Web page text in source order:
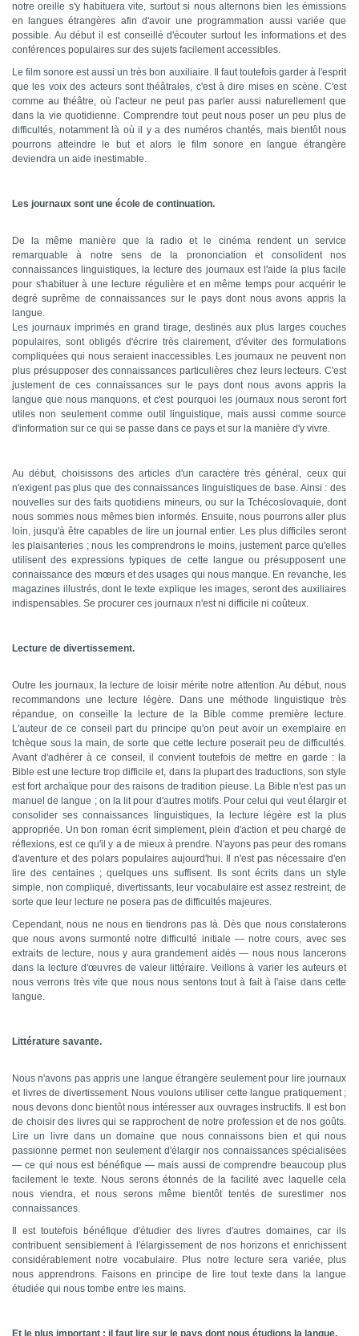
notre oreille s'y habituera vite, surtout si nous alternons bien les émissions
en langues étrangères afin d'avoir une programmation aussi variée que
possible. Au début il est conseillé d'écouter surtout les informations et des
conférences populaires sur des sujets facilement accessibles.
Le film sonore est aussi un très bon auxiliaire. Il faut toutefois garder à l'esprit
que les voix des acteurs sont théâtrales, c'est à dire mises en scène. C'est
comme au théâtre, où l'acteur ne peut pas parler aussi naturellement que
dans la vie quotidienne. Comprendre tout peut nous poser un peu plus de
difficultés, notamment là où il y a des numéros chantés, mais bientôt nous
pourrons atteindre le but et alors le film sonore en langue étrangère
deviendra un aide inestimable.
Les journaux sont une école de continuation.
De la même manière que la radio et le cinéma rendent un service
remarquable à notre sens de la prononciation et consolident nos
connaissances linguistiques, la lecture des journaux est l'aide la plus facile
pour s'habituer à une lecture régulière et en même temps pour acquérir le
degré suprême de connaissances sur le pays dont nous avons appris la
langue.
Les journaux imprimés en grand tirage, destinés aux plus larges couches
populaires, sont obligés d'écrire très clairement, d'éviter des formulations
compliquées qui nous seraient inaccessibles. Les journaux ne peuvent non
plus présupposer des connaissances particulières chez leurs lecteurs. C'est
justement de ces connaissances sur le pays dont nous avons appris la
langue que nous manquons, et c'est pourquoi les journaux nous seront fort
utiles non seulement comme outil linguistique, mais aussi comme source
d'information sur ce qui se passe dans ce pays et sur la manière d'y vivre.
Au début, choisissons des articles d'un caractère très général, ceux qui
n'exigent pas plus que des connaissances linguistiques de base. Ainsi : des
nouvelles sur des faits quotidiens mineurs, ou sur la Tchécoslovaquie, dont
nous sommes nous mêmes bien informés. Ensuite, nous pourrons aller plus
loin, jusqu'à être capables de lire un journal entier. Les plus difficiles seront
les plaisanteries ; nous les comprendrons le moins, justement parce qu'elles
utilisent des expressions typiques de cette langue ou présupposent une
connaissance des mœurs et des usages qui nous manque. En revanche, les
magazines illustrés, dont le texte explique les images, seront des auxiliaires
indispensables. Se procurer ces journaux n'est ni difficile ni coûteux.
Lecture de divertissement.
Outre les journaux, la lecture de loisir mérite notre attention. Au début, nous
recommandons une lecture légère. Dans une méthode linguistique très
répandue, on conseille la lecture de la Bible comme première lecture.
L'auteur de ce conseil part du principe qu'on peut avoir un exemplaire en
tchèque sous la main, de sorte que cette lecture poserait peu de difficultés.
Avant d'adhérer à ce conseil, il convient toutefois de mettre en garde : la
Bible est une lecture trop difficile et, dans la plupart des traductions, son style
est fort archaïque pour des raisons de tradition pieuse. La Bible n'est pas un
manuel de langue ; on la lit pour d'autres motifs. Pour celui qui veut élargir et
consolider ses connaissances linguistiques, la lecture légère est la plus
appropriée. Un bon roman écrit simplement, plein d'action et peu chargé de
réflexions, est ce qu'il y a de mieux à prendre. N'ayons pas peur des romans
d'aventure et des polars populaires aujourd'hui. Il n'est pas nécessaire d'en
lire des centaines ; quelques uns suffisent. Ils sont écrits dans un style
simple, non compliqué, divertissants, leur vocabulaire est assez restreint, de
sorte que leur lecture ne posera pas de difficultés majeures.
Cependant, nous ne nous en tiendrons pas là. Dès que nous constaterons
que nous avons surmonté notre difficulté initiale — notre cours, avec ses
extraits de lecture, nous y aura grandement aidés — nous nous lancerons
dans la lecture d'œuvres de valeur littéraire. Veillons à varier les auteurs et
nous verrons très vite que nous nous sentons tout à fait à l'aise dans cette
langue.
Littérature savante.
Nous n'avons pas appris une langue étrangère seulement pour lire journaux
et livres de divertissement. Nous voulons utiliser cette langue pratiquement ;
nous devons donc bientôt nous intéresser aux ouvrages instructifs. Il est bon
de choisir des livres qui se rapprochent de notre profession et de nos goûts.
Lire un livre dans un domaine que nous connaissons bien et qui nous
passionne permet non seulement d'élargir nos connaissances spécialisées
— ce qui nous est bénéfique — mais aussi de comprendre beaucoup plus
facilement le texte. Nous serons étonnés de la facilité avec laquelle cela
nous viendra, et nous serons même bientôt tentés de surestimer nos
connaissances.
Il est toutefois bénéfique d'étudier des livres d'autres domaines, car ils
contribuent sensiblement à l'élargissement de nos horizons et enrichissent
considérablement notre vocabulaire. Plus notre lecture sera variée, plus
nous apprendrons. Faisons en principe de lire tout texte dans la langue
étudiée qui nous tombe entre les mains.